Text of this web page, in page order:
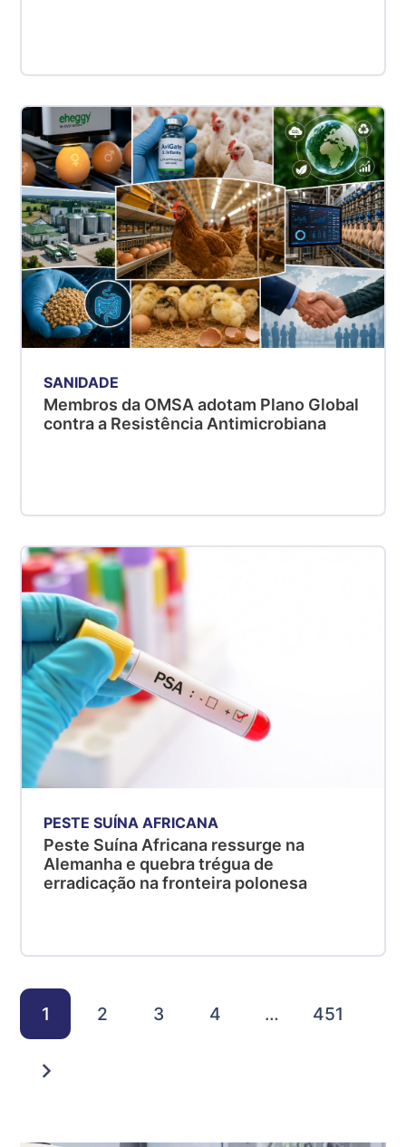
SANIDADE
Membros da OMSA adotam Plano Global
contra a Resistência Antimicrobiana
PESTE SUÍNA AFRICANA
Peste Suína Africana ressurge na
Alemanha e quebra trégua de
erradicação na fronteira polonesa
1 2 3 4 … 451